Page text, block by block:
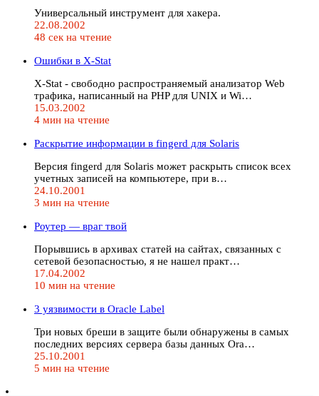
Универсальный инструмент для хакера.
22.08.2002
48 сек на чтение
Ошибки в X-Stat
X-Stat - свободно распространяемый анализатор Web
трафика, написанный на PHP для UNIX и Wi…
15.03.2002
4 мин на чтение
Раскрытие информации в fingerd для Solaris
Версия fingerd для Solaris может раскрыть список всех
учетных записей на компьютере, при в…
24.10.2001
3 мин на чтение
Роутер — враг твой
Порывшись в архивах статей на сайтах, связанных с
сетевой безопасностью, я не нашел практ…
17.04.2002
10 мин на чтение
3 уязвимости в Oracle Label
Три новых бреши в защите были обнаружены в самых
последних версиях сервера базы данных Ora…
25.10.2001
5 мин на чтение